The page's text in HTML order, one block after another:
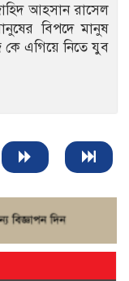
আহসান রাসেল
বিপদে মানুষ
এগিয়ে নিতে যুব